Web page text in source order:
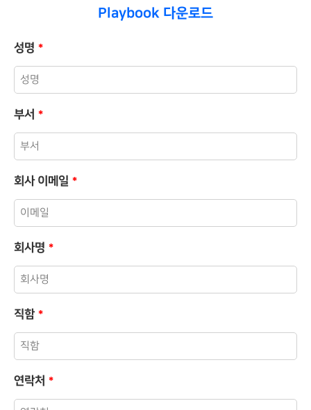
Playbook 다운로드
성명 *
부서 *
회사 이메일 *
회사명 *
직함 *
연락처 *